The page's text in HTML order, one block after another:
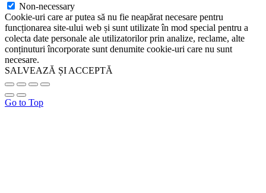
Non-necessary
Cookie-uri care ar putea să nu fie neapărat necesare pentru
funcționarea site-ului web și sunt utilizate în mod special pentru a
colecta date personale ale utilizatorilor prin analize, reclame, alte
conținuturi încorporate sunt denumite cookie-uri care nu sunt
necesare.
SALVEAZĂ ȘI ACCEPTĂ
Go to Top